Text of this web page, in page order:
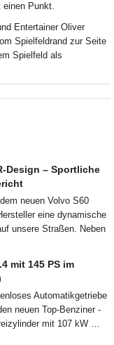
einen Punkt.
Entertainer Oliver
Spielfeldrand zur Seite
Spielfeld als
Design – Sportliche
neuen Volvo S60
eine dynamische
unsere Straßen. Neben
mit 145 PS im
Automatikgetriebe
neuen Top-Benziner -
mit 107 kW …